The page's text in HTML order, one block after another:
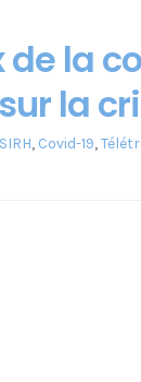
de la
sur la
SIRH, Covid-19,